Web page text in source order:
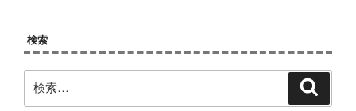
検索
索: